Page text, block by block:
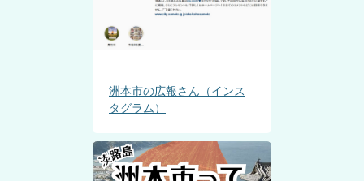
洲本市の広報さん（インス
タグラム）